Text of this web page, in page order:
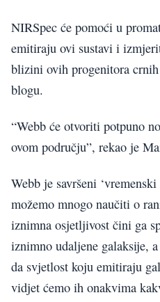
NIRSpec će pomoći u
emitiraju ovi sustavi i
blizini ovih progenitora
blogu.
“Webb će otvoriti potpuno
ovom području”, rekao je
Webb je savršeni
možemo mnogo naučiti o
iznimna osjetljivost čini ga
iznimno udaljene galaksije,
da svjetlost koju emitiraju
vidjet ćemo ih onakvima